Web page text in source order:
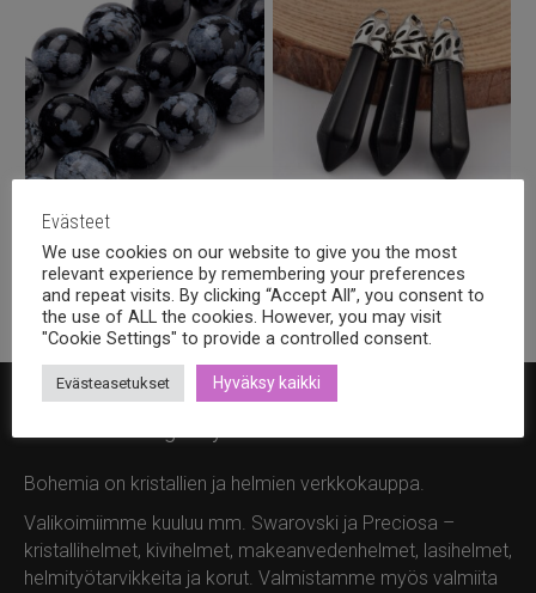
Lumihiutale obsidiaani pyöreä
8mm
8,40€ sis alv.
2,80 € sis alv.
Bohemia on kristallien ja helmien verkkokauppa.
Valikoimiimme kuuluu mm. Swarovski ja Preciosa –
kristallihelmet, kivihelmet, makeanvedenhelmet, lasihelmet,
helmityötarvikkeita ja korut. Valmistamme myös valmiita
Evästeet
We use cookies on our website to give you the most
relevant experience by remembering your preferences
and repeat visits. By clicking “Accept All”, you consent to
the use of ALL the cookies. However, you may visit
"Cookie Settings" to provide a controlled consent.
Evästeasetukset Hyväksy kaikki